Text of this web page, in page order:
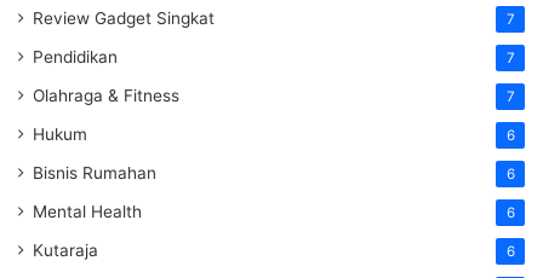
Review Gadget Singkat 7
Pendidikan 7
Olahraga & Fitness 7
Hukum 6
Bisnis Rumahan 6
Mental Health 6
Kutaraja 6